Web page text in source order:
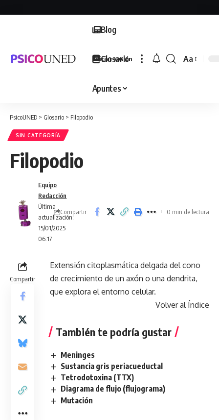
Blog
Glosario
Apuntes
Iniciar sesión
Font
Aa
PsicoUNED > Glosario > Filopodio
SIN CATEGORÍA
Filopodio
Última
actualización:
15/01/2025
06:17
Equipo
Redacción
Compartir 0 min de lectura
Compartir
Extensión citoplasmática delgada del cono
de crecimiento de un axón o una dendrita,
que explora el entorno celular.
Volver al Índice
También te podría gustar
Meninges
Sustancia gris periacueductal
Tetrodotoxina (TTX)
Diagrama de flujo (flujograma)
Mutación